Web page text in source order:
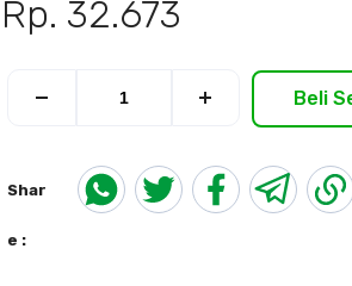
Rp. 32.673
Beli
Shar
e :